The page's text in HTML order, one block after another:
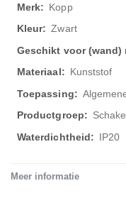
Kopp
Zwart
Kunststof
IP20
Meer informatie